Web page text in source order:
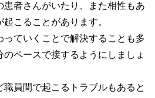
患者さんがいたり、また相性もあ
こることがあります。
っていくことで解決することも多
ペースで接するようにしましょ
員間で起こるトラブルもあると